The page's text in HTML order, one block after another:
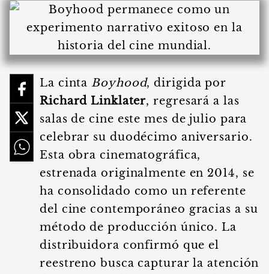
La cintaBoyhood, dirigida por
Richard Linklater, regresará a las
salas de cine este mes de julio para
celebrar su duodécimo aniversario.
Esta obra cinematográfica,
estrenada originalmente en 2014, se
ha consolidado como un referente
del cine contemporáneo gracias a su
método de producción único. La
distribuidora confirmó que el
reestreno busca capturar la atención